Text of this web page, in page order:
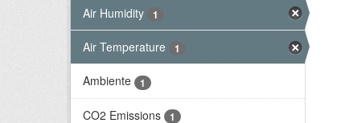
Air Humidity
1
Air Temperature 1
Ambiente 1
CO2 Emissions 1